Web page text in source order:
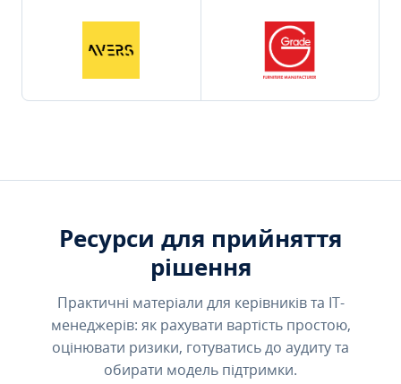
Ресурси для прийняття
рішення
Практичні матеріали для керівників та IT-
менеджерів: як рахувати вартість простою,
оцінювати ризики, готуватись до аудиту та
обирати модель підтримки.